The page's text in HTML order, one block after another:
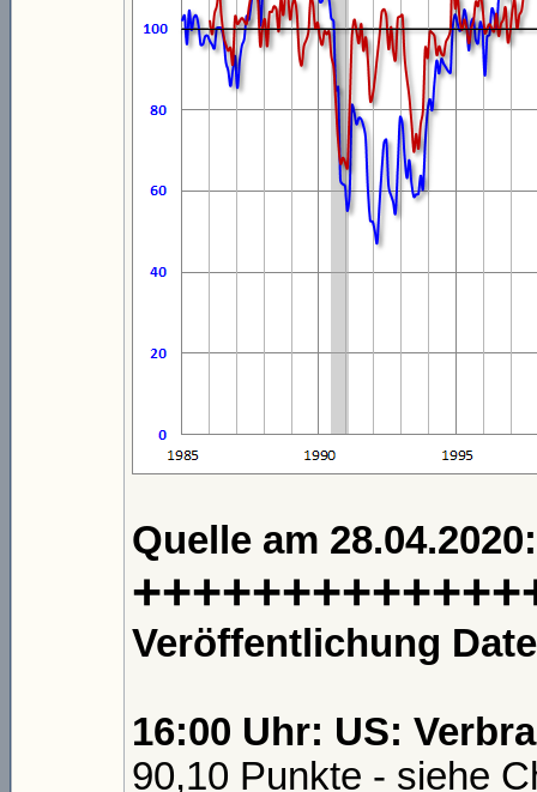
Quelle am
Veröffentlichung
16:00 Uhr: US:
90,10 Punkte - siehe